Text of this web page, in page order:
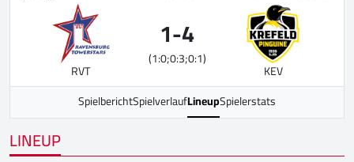
RVT
1-4
(1:0;0:3;0:1)
KEV
SpielberichtSpielverlaufLineupSpielerstats
LINEUP